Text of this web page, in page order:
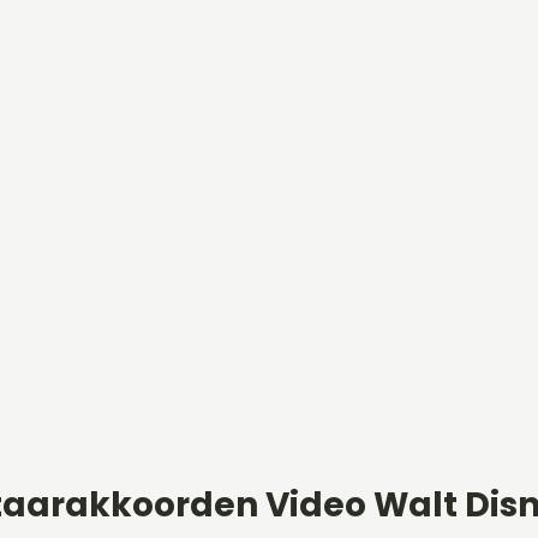
Video Walt